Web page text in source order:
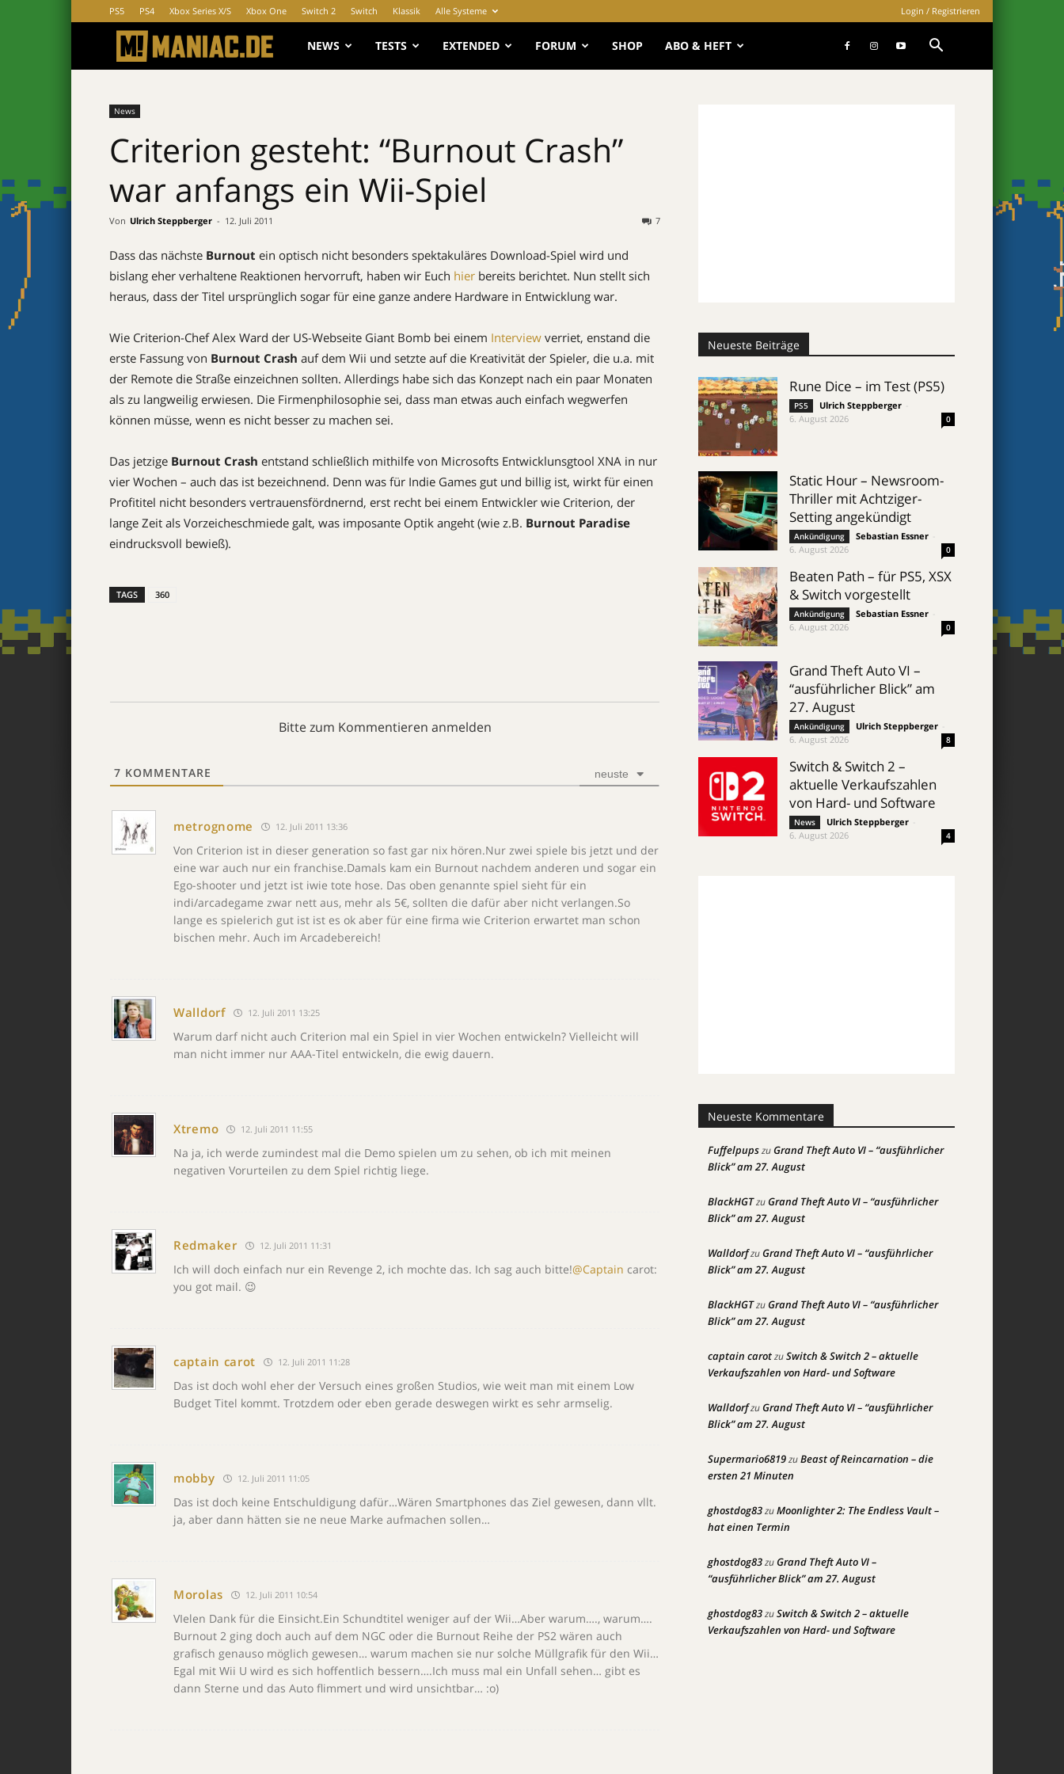
PS5 PS4 Xbox Series X/S Xbox One Switch 2 Switch Klassik Alle Systeme Login / Registrieren
MANIAC.de
NEWS TESTS EXTENDED FORUM SHOP ABO & HEFT
News
Criterion gesteht: “Burnout Crash”
war anfangs ein Wii-Spiel
Von Ulrich Steppberger - 12. Juli 2011 7
Dass das nächste Burnout ein optisch nicht besonders spektakuläres Download-Spiel wird und
bislang eher verhaltene Reaktionen hervorruft, haben wir Euch hier bereits berichtet. Nun stellt sich
heraus, dass der Titel ursprünglich sogar für eine ganze andere Hardware in Entwicklung war.
Wie Criterion-Chef Alex Ward der US-Webseite Giant Bomb bei einem Interview verriet, enstand die
erste Fassung von Burnout Crash auf dem Wii und setzte auf die Kreativität der Spieler, die u.a. mit
der Remote die Straße einzeichnen sollten. Allerdings habe sich das Konzept nach ein paar Monaten
als zu langweilig erwiesen. Die Firmenphilosophie sei, dass man etwas auch einfach wegwerfen
können müsse, wenn es nicht besser zu machen sei.
Das jetzige Burnout Crash entstand schließlich mithilfe von Microsofts Entwicklunsgtool XNA in nur
vier Wochen – auch das ist bezeichnend. Denn was für Indie Games gut und billig ist, wirkt für einen
Profititel nicht besonders vertrauensfördnernd, erst recht bei einem Entwickler wie Criterion, der
lange Zeit als Vorzeicheschmiede galt, was imposante Optik angeht (wie z.B. Burnout Paradise
eindrucksvoll bewieß).
TAGS 360
Bitte zum Kommentieren anmelden
7 KOMMENTARE neuste
metrognome 12. Juli 2011 13:36
Von Criterion ist in dieser generation so fast gar nix hören.Nur zwei spiele bis jetzt und der
eine war auch nur ein franchise.Damals kam ein Burnout nachdem anderen und sogar ein
Ego-shooter und jetzt ist iwie tote hose. Das oben genannte spiel sieht für ein
indi/arcadegame zwar nett aus, mehr als 5€, sollten die dafür aber nicht verlangen.So
lange es spielerich gut ist ist es ok aber für eine firma wie Criterion erwartet man schon
bischen mehr. Auch im Arcadebereich!
Walldorf 12. Juli 2011 13:25
Warum darf nicht auch Criterion mal ein Spiel in vier Wochen entwickeln? Vielleicht will
man nicht immer nur AAA-Titel entwickeln, die ewig dauern.
Xtremo 12. Juli 2011 11:55
Na ja, ich werde zumindest mal die Demo spielen um zu sehen, ob ich mit meinen
negativen Vorurteilen zu dem Spiel richtig liege.
Redmaker 12. Juli 2011 11:31
Ich will doch einfach nur ein Revenge 2, ich mochte das. Ich sag auch bitte!@Captain carot:
you got mail. 😉
captain carot 12. Juli 2011 11:28
Das ist doch wohl eher der Versuch eines großen Studios, wie weit man mit einem Low
Budget Titel kommt. Trotzdem oder eben gerade deswegen wirkt es sehr armselig.
mobby 12. Juli 2011 11:05
Das ist doch keine Entschuldigung dafür…Wären Smartphones das Ziel gewesen, dann vllt.
ja, aber dann hätten sie ne neue Marke aufmachen sollen…
Morolas 12. Juli 2011 10:54
VIelen Dank für die Einsicht.Ein Schundtitel weniger auf der Wii…Aber warum…., warum….
Burnout 2 ging doch auch auf dem NGC oder die Burnout Reihe der PS2 wären auch
grafisch genauso möglich gewesen… warum machen sie nur solche Müllgrafik für den Wii…
Egal mit Wii U wird es sich hoffentlich bessern….Ich muss mal ein Unfall sehen… gibt es
dann Sterne und das Auto flimmert und wird unsichtbar… :o)
Neueste Beiträge
Rune Dice – im Test (PS5)
PS5 Ulrich Steppberger
6. August 2026
0
Static Hour – Newsroom-
Thriller mit Achtziger-
Setting angekündigt
Ankündigung Sebastian Essner
6. August 2026
0
Beaten Path – für PS5, XSX
& Switch vorgestellt
Ankündigung Sebastian Essner
6. August 2026
0
Grand Theft Auto VI –
“ausführlicher Blick” am
27. August
Ankündigung Ulrich Steppberger
6. August 2026
8
Switch & Switch 2 –
aktuelle Verkaufszahlen
von Hard- und Software
News Ulrich Steppberger
6. August 2026
4
Neueste Kommentare
FuffelpupszuGrand Theft Auto VI – “ausführlicher
Blick” am 27. August
BlackHGTzuGrand Theft Auto VI – “ausführlicher
Blick” am 27. August
WalldorfzuGrand Theft Auto VI – “ausführlicher
Blick” am 27. August
BlackHGTzuGrand Theft Auto VI – “ausführlicher
Blick” am 27. August
captain carotzuSwitch & Switch 2 – aktuelle
Verkaufszahlen von Hard- und Software
WalldorfzuGrand Theft Auto VI – “ausführlicher
Blick” am 27. August
Supermario6819zuBeast of Reincarnation – die
ersten 21 Minuten
ghostdog83zuMoonlighter 2: The Endless Vault –
hat einen Termin
ghostdog83zuGrand Theft Auto VI –
“ausführlicher Blick” am 27. August
ghostdog83zuSwitch & Switch 2 – aktuelle
Verkaufszahlen von Hard- und Software